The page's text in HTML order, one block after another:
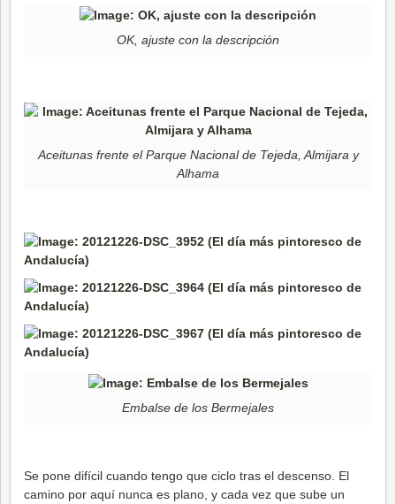
OK, ajuste con la descripción
Aceitunas frente el Parque Nacional de Tejeda, Almijara y
Alhama
Embalse de los Bermejales
Se pone difícil cuando tengo que ciclo tras el descenso. El
camino por aquí nunca es plano, y cada vez que sube un